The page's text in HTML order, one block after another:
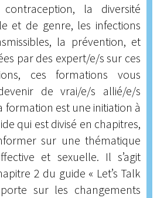
la diversité
et de genre, les infections
la prévention, et
par des expert/e/s sur ces
ces formations vous
de vrai/e/s allié/e/s
formation est une initiation à
qui est divisé en chapitres,
sur une thématique
et sexuelle. Il s’agit
2 du guide « Let’s Talk
sur les changements